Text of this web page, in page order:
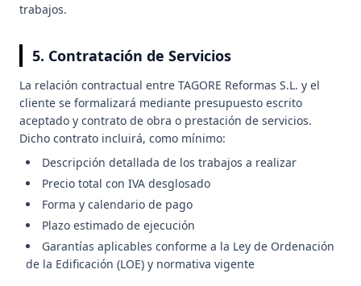
trabajos.
5. Contratación de Servicios
La relación contractual entre TAGORE Reformas S.L. y el
cliente se formalizará mediante presupuesto escrito
aceptado y contrato de obra o prestación de servicios.
Dicho contrato incluirá, como mínimo:
Descripción detallada de los trabajos a realizar
Precio total con IVA desglosado
Forma y calendario de pago
Plazo estimado de ejecución
Garantías aplicables conforme a la Ley de Ordenación
de la Edificación (LOE) y normativa vigente